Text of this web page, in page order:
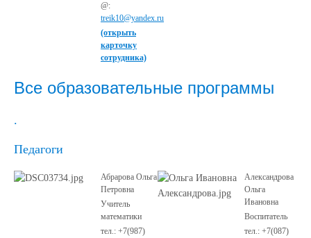
@:
treik10@yandex.ru
(открыть
карточку
сотрудника)
Все образовательные программы
.
Педагоги
Абрарова Ольга
Петровна
Учитель
математики
тел.: +7(987)
Александрова
Ольга
Ивановна
Воспитатель
тел.: +7(087)